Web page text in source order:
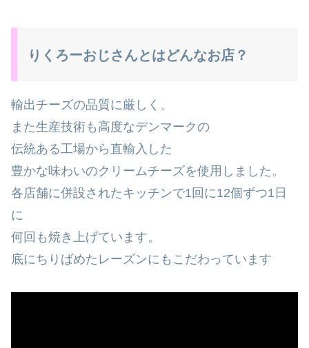
りくろーおじさんとはどんなお店？
輸出チーズの品質に厳しく、
また生産技術も高度なデンマークの
伝統ある工場から直輸入した
豊かな味わいのクリームチーズを使用しました。
各店舗に併設されたキッチンで1回に12個ずつ1日
に
何回も焼き上げています。
底にちりばめたレーズンにもこだわっています